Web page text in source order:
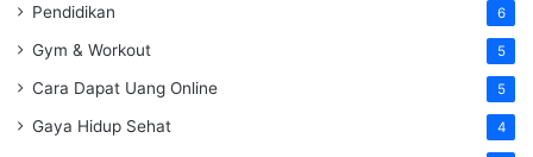
Pendidikan 6
Gym & Workout 5
Cara Dapat Uang Online 5
Gaya Hidup Sehat 4